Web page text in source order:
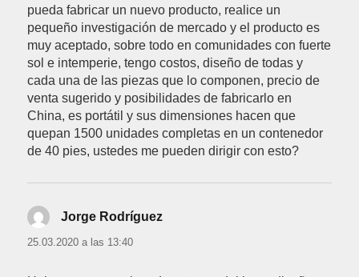
pueda fabricar un nuevo producto, realice un
pequeño investigación de mercado y el producto es
muy aceptado, sobre todo en comunidades con fuerte
sol e intemperie, tengo costos, diseño de todas y
cada una de las piezas que lo componen, precio de
venta sugerido y posibilidades de fabricarlo en
China, es portátil y sus dimensiones hacen que
quepan 1500 unidades completas en un contenedor
de 40 pies, ustedes me pueden dirigir con esto?
Jorge Rodríguez
25.03.2020 a las 13:40